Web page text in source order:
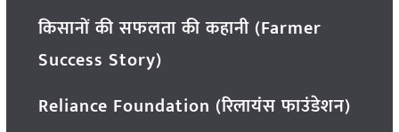
किसानों की सफलता की कहानी (Farmer
Success Story)
Reliance Foundation (रिलायंस फाउंडेशन)